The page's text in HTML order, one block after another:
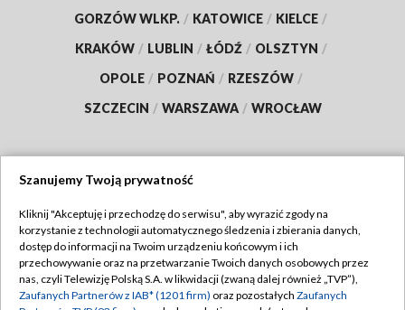
GORZÓW WLKP. / KATOWICE / KIELCE /
KRAKÓW / LUBLIN / ŁÓDŹ / OLSZTYN /
OPOLE / POZNAŃ / RZESZÓW /
SZCZECIN / WARSZAWA / WROCŁAW
TVP
Abonament TVP
Emisja w TVP
Regulamin TVP
Polityka prywatności
Szanujemy Twoją prywatność
Kliknij "Akceptuję i przechodzę do serwisu", aby wyrazić zgody na
korzystanie z technologii automatycznego śledzenia i zbierania danych,
dostęp do informacji na Twoim urządzeniu końcowym i ich
przechowywanie oraz na przetwarzanie Twoich danych osobowych przez
nas, czyli Telewizję Polską S.A. w likwidacji (zwaną dalej również „TVP”),
Zaufanych Partnerów z IAB* (1201 firm) oraz pozostałych Zaufanych